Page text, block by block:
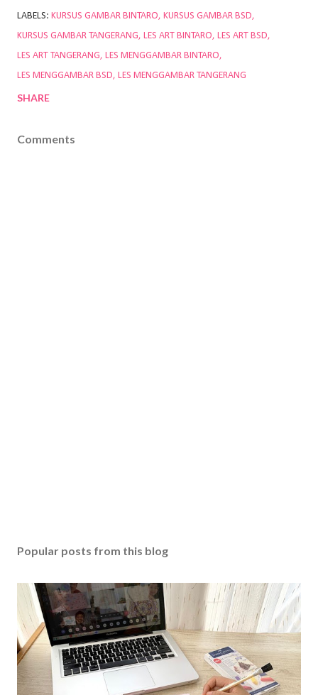
LABELS: KURSUS GAMBAR BINTARO
KURSUS GAMBAR BSD
KURSUS GAMBAR TANGERANG
LES ART BINTARO
LES ART BSD
LES ART TANGERANG
LES MENGGAMBAR BINTARO
LES MENGGAMBAR BSD
LES MENGGAMBAR TANGERANG
SHARE
Comments
Popular posts from this blog